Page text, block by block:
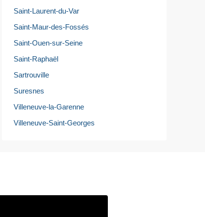
Saint-Laurent-du-Var
Saint-Maur-des-Fossés
Saint-Ouen-sur-Seine
Saint-Raphaël
Sartrouville
Suresnes
Villeneuve-la-Garenne
Villeneuve-Saint-Georges